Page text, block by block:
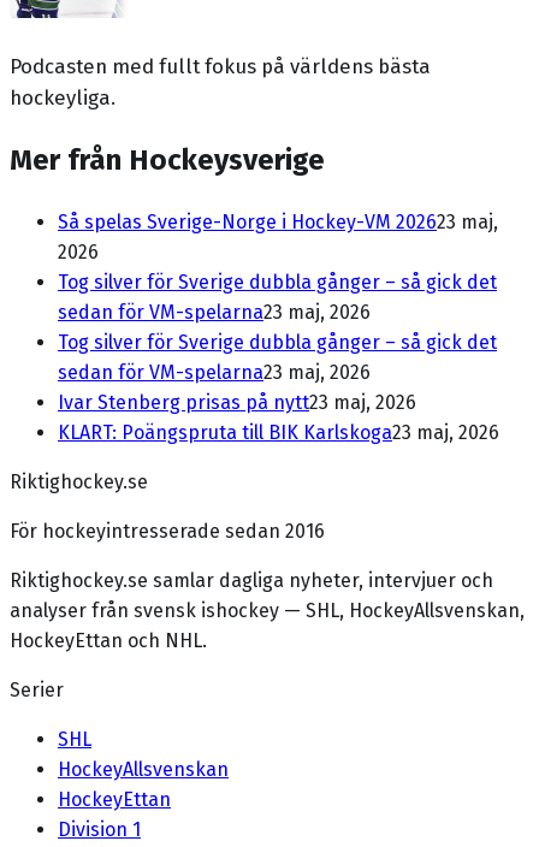
Podcasten med fullt fokus på världens bästa
hockeyliga.
Mer från Hockeysverige
Så spelas Sverige-Norge i Hockey-VM 202623 maj,
2026
Tog silver för Sverige dubbla gånger – så gick det
sedan för VM-spelarna23 maj, 2026
Tog silver för Sverige dubbla gånger – så gick det
sedan för VM-spelarna23 maj, 2026
Ivar Stenberg prisas på nytt23 maj, 2026
KLART: Poängspruta till BIK Karlskoga23 maj, 2026
Riktighockey.se
För hockeyintresserade sedan 2016
Riktighockey.se samlar dagliga nyheter, intervjuer och
analyser från svensk ishockey — SHL, HockeyAllsvenskan,
HockeyEttan och NHL.
Serier
SHL
HockeyAllsvenskan
HockeyEttan
Division 1